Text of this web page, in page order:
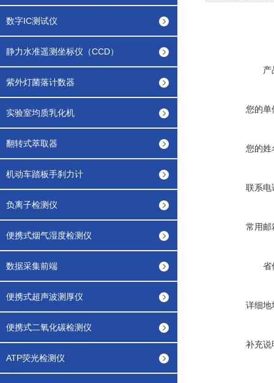
数字IC测试仪
静力水准遥测坐标仪（CCD）
紫外灯菌落计数器
实验室均质乳化机
翻转式萃取器
机动车踏板手刹力计
负离子检测仪
便携式烟气湿度检测仪
数据采集前端
便携式超声波测厚仪
便携式二氧化碳检测仪
ATP荧光检测仪
产
您的单
您的姓
联系电
常用邮
省
详细地
补充说